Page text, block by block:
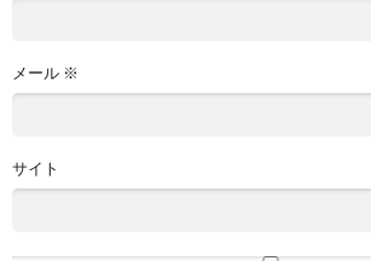
メール ※
サイト